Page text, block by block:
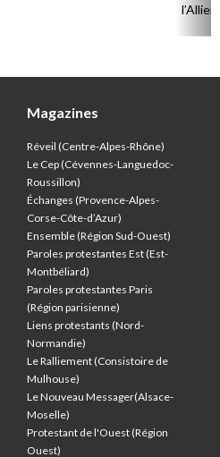
Magazines
Réveil (Centre-Alpes-Rhône)
Le Cep (Cévennes-Languedoc-
Roussillon)
Échanges (Provence-Alpes-
Corse-Côte-d’Azur)
Ensemble (Région Sud-Ouest)
Paroles protestantes Est (Est-
Montbéliard)
Paroles protestantes Paris
(Région parisienne)
Liens protestants (Nord-
Normandie)
Le Ralliement (Consistoire de
Mulhouse)
Le Nouveau Messager(Alsace-
Moselle)
Protestant de l'Ouest (Région
Ouest)